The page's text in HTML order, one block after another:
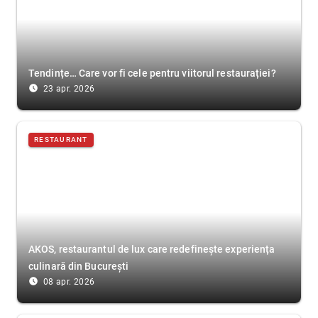
Tendințe… Care vor fi cele pentru viitorul restaurației?
access_time_filled 23 apr. 2026
RESTAURANT
AKOS, restaurantul de lux care redefinește experiența
culinară din București
access_time_filled 08 apr. 2026